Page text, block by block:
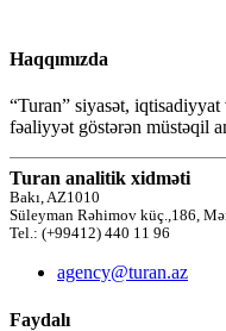
Haqqımızda
“Turan” siyasət, iqtisadiyyat
fəaliyyət göstərən müstəqil
Turan analitik xidməti
Bakı, AZ1010
Süleyman Rəhimov küç.,186,
Tel.: (+99412) 440 11 96
agency@turan.az
Faydalı